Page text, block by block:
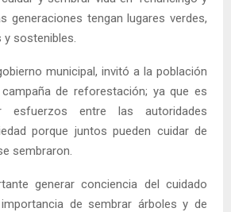
generaciones tengan lugares verdes,
sostenibles.
municipal, invitó a la población
de reforestación; ya que es
esfuerzos entre las autoridades
porque juntos pueden cuidar de
sembraron.
generar conciencia del cuidado
de sembrar árboles y de